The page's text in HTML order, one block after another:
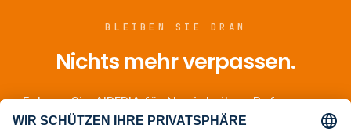
BLEIBEN SIE DRAN
Nichts mehr verpassen.
Folgen Sie AIPERIA für Neuigkeiten, Referenzen
und Einblicke, oder sprechen Sie direkt mit